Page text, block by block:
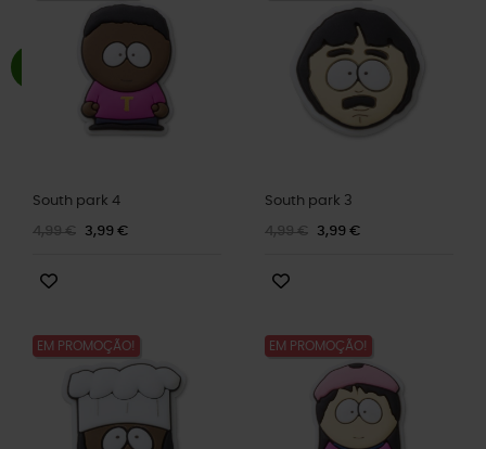
South park 4
4,99 € 3,99 €
South park 3
4,99 € 3,99 €
EM PROMOÇÃO! EM PROMOÇÃO!